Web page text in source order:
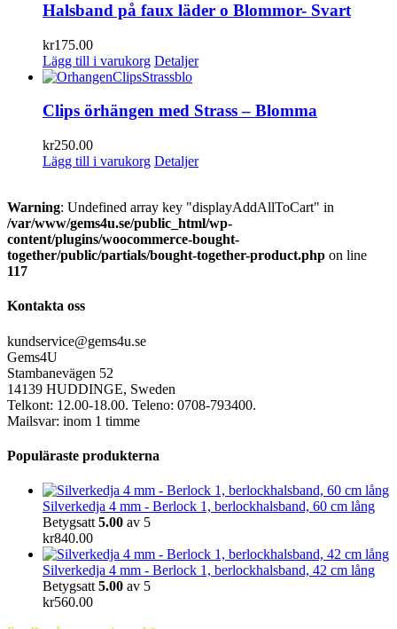
Halsband på faux läder o Blommor- Svart
kr175.00
Lägg till i varukorg Detaljer
Clips örhängen med Strass – Blomma
kr250.00
Lägg till i varukorg Detaljer
Warning: Undefined array key "displayAddAllToCart" in
/var/www/gems4u.se/public_html/wp-
content/plugins/woocommerce-bought-
together/public/partials/bought-together-product.php on line
117
Kontakta oss
kundservice@gems4u.se
Gems4U
Stambanevägen 52
14139 HUDDINGE, Sweden
Telkont: 12.00-18.00. Teleno: 0708-793400.
Mailsvar: inom 1 timme
Populäraste produkterna
Silverkedja 4 mm - Berlock 1, berlockhalsband, 60 cm lång
Betygsatt 5.00 av 5
kr840.00
Silverkedja 4 mm - Berlock 1, berlockhalsband, 42 cm lång
Betygsatt 5.00 av 5
kr560.00